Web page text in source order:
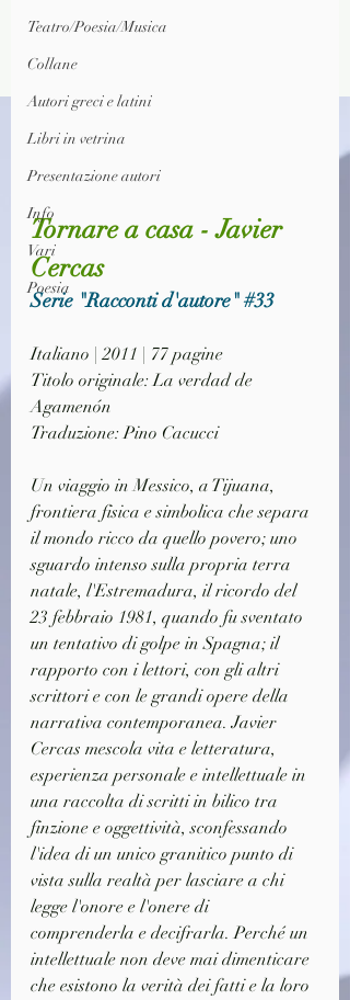
Teatro/Poesia/Musica
Collane
Autori greci e latini
Libri in vetrina
Presentazione autori
Info
Vari
Poesia
Tornare a casa - Javier
Cercas
Serie "Racconti d'autore" #33
Italiano | 2011 | 77 pagine
Titolo originale: La verdad de
Agamenón
Traduzione: Pino Cacucci
Un viaggio in Messico, a Tijuana,
frontiera fisica e simbolica che separa
il mondo ricco da quello povero; uno
sguardo intenso sulla propria terra
natale, l'Estremadura, il ricordo del
23 febbraio 1981, quando fu sventato
un tentativo di golpe in Spagna; il
rapporto con i lettori, con gli altri
scrittori e con le grandi opere della
narrativa contemporanea. Javier
Cercas mescola vita e letteratura,
esperienza personale e intellettuale in
una raccolta di scritti in bilico tra
finzione e oggettività, sconfessando
l'idea di un unico granitico punto di
vista sulla realtà per lasciare a chi
legge l'onore e l'onere di
comprenderla e decifrarla. Perché un
intellettuale non deve mai dimenticare
che esistono la verità dei fatti e la loro